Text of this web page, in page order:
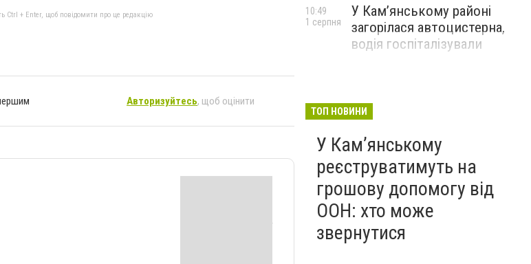
Ctrl + Enter, щоб повідомити про це редакцію
Авторизуйтесь, щоб оцінити
У Кам’янському районі
загорілася автоцистерна,
водія госпіталізували
10:49
1 серпня
ТОП НОВИНИ
У Кам’янському
реєструватимуть на
грошову допомогу від
ООН: хто може
звернутися